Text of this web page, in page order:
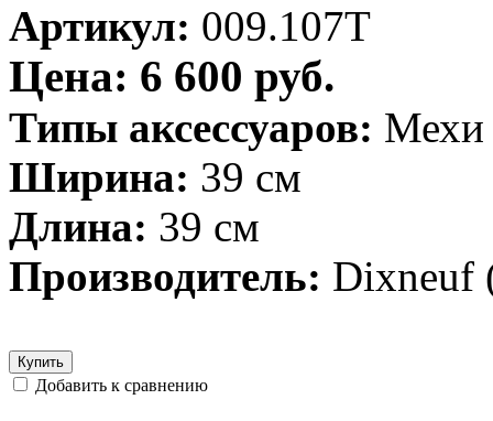
Артикул: 009.107T
Цена: 6 600 руб.
Типы аксессуаров: Мехи
Ширина: 39 см
Длина: 39 см
Производитель: Dixneuf
Купить
Добавить к сравнению